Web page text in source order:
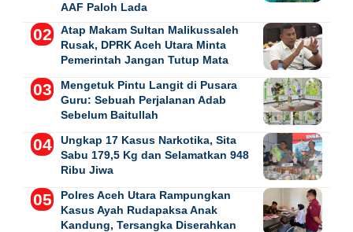
AAF Paloh Lada
Atap Makam Sultan Malikussaleh
Rusak, DPRK Aceh Utara Minta
Pemerintah Jangan Tutup Mata
Mengetuk Pintu Langit di Pusara
Guru: Sebuah Perjalanan Adab
Sebelum Baitullah
Ungkap 17 Kasus Narkotika, Sita
Sabu 179,5 Kg dan Selamatkan 948
Ribu Jiwa
Polres Aceh Utara Rampungkan
Kasus Ayah Rudapaksa Anak
Kandung, Tersangka Diserahkan